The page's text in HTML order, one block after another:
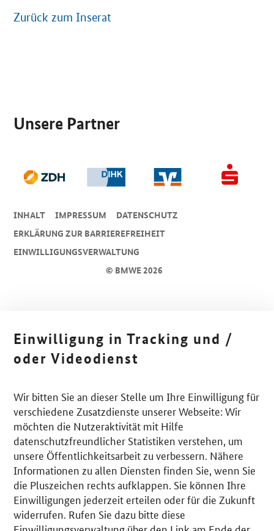
Zurück zum Inserat
Unsere Partner
© BMWE 2026
INHALT IMPRESSUM
DA­TEN­SCHUTZ
ERKLÄRUNG ZUR BARRIEREFREIHEIT
EINWILLIGUNGSVERWALTUNG
Einwilligung in Tracking und /
oder Videodienst
Wir bitten Sie an dieser Stelle um Ihre Einwilligung für
verschiedene Zusatzdienste unserer Webseite: Wir
möchten die Nutzeraktivität mit Hilfe
datenschutzfreundlicher Statistiken verstehen, um
unsere Öffentlichkeitsarbeit zu verbessern. Nähere
Informationen zu allen Diensten finden Sie, wenn Sie
die Pluszeichen rechts aufklappen. Sie können Ihre
Einwilligungen jederzeit erteilen oder für die Zukunft
widerrufen. Rufen Sie dazu bitte diese